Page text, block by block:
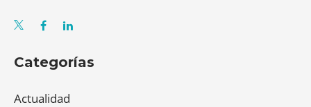
Categorías
Actualidad